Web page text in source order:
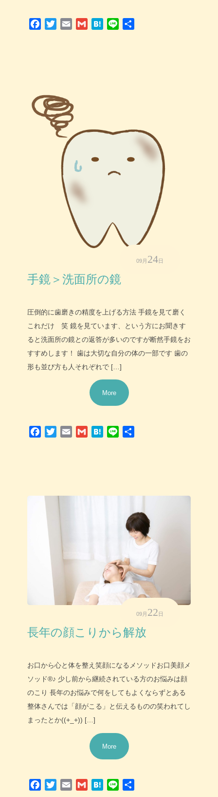
Facebook
TwitterEmail Gmail Hatena
Line
09月 24日
手鏡＞洗面所の鏡
圧倒的に歯磨きの精度を上げる方法 手鏡を見て磨く
これだけ 笑 鏡を見ています、という方にお聞きす
ると洗面所の鏡との返答が多いのですが断然手鏡をお
すすめします！ 歯は大切な自分の体の一部です 歯の
形も並び方も人それぞれで […]
More
Facebook
TwitterEmail Gmail Hatena
Line
09月 22 日
長年の顔こりから解放
お口から心と体を整え笑顔になるメソッドお口美顔メ
ソッド®♪ 少し前から継続されている方のお悩みは顔
のこり 長年のお悩みで何をしてもよくならずとある
整体さんでは「顔がこる」と伝えるものの笑われてし
まったとか((+_+)) […]
More
Facebook
TwitterEmail Gmail Hatena
Line